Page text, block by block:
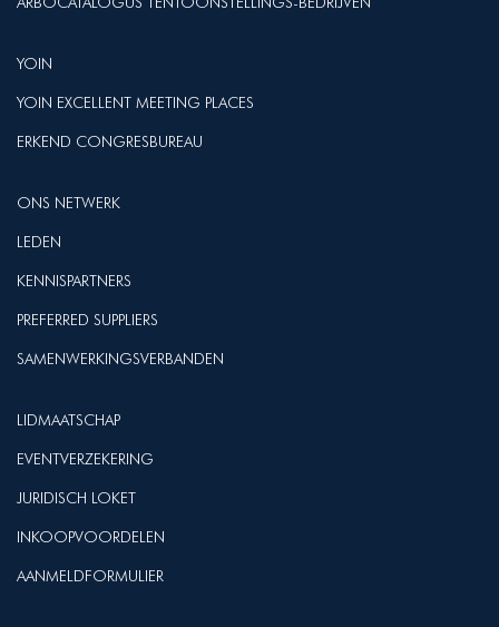
YOIN
YOIN EXCELLENT MEETING PLACES
ERKEND CONGRESBUREAU
ONS NETWERK
LEDEN
KENNISPARTNERS
PREFERRED SUPPLIERS
SAMENWERKINGSVERBANDEN
LIDMAATSCHAP
EVENTVERZEKERING
JURIDISCH LOKET
INKOOPVOORDELEN
AANMELDFORMULIER